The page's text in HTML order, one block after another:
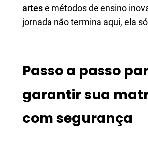
artese métodos de ensino
jornada não termina aqui, ela
Passo a passo
garantir sua
com segurança